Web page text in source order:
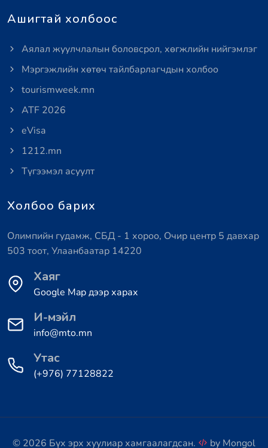
Ашигтай холбоос
Аялал жуулчлалын боловсрол, хөгжлийн нийгэмлэг
Мэргэжлийн хөтөч тайлбарлагчдын холбоо
tourismweek.mn
ATF 2026
eVisa
1212.mn
Түгээмэл асуулт
Холбоо барих
Олимпийн гудамж, СБД - 1 хороо, Очир центр 5 давхар
503 тоот, Улаанбаатар 14220
Хаяг
Google Map дээр харах
И-мэйл
info@mto.mn
Утас
(+976) 77128822
© 2026 Бүх эрх хуулиар хамгаалагдсан. by Mongol